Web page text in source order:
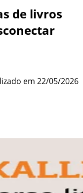
de livros
em 22/05/2026